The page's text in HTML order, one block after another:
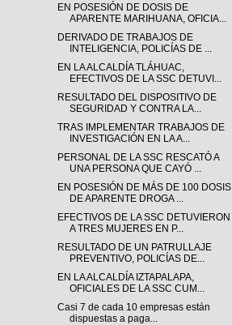
EN POSESIÓN DE DOSIS DE
APARENTE MARIHUANA, OFICIA...
DERIVADO DE TRABAJOS DE
INTELIGENCIA, POLICÍAS DE ...
EN LA ALCALDÍA TLÁHUAC,
EFECTIVOS DE LA SSC DETUVI...
RESULTADO DEL DISPOSITIVO DE
SEGURIDAD Y CONTRA LA...
TRAS IMPLEMENTAR TRABAJOS DE
INVESTIGACIÓN EN LA A...
PERSONAL DE LA SSC RESCATÓ A
UNA PERSONA QUE CAYÓ ...
EN POSESIÓN DE MÁS DE 100 DOSIS
DE APARENTE DROGA ...
EFECTIVOS DE LA SSC DETUVIERON
A TRES MUJERES EN P...
RESULTADO DE UN PATRULLAJE
PREVENTIVO, POLICÍAS DE...
EN LA ALCALDÍA IZTAPALAPA,
OFICIALES DE LA SSC CUM...
Casi 7 de cada 10 empresas están
dispuestas a paga...